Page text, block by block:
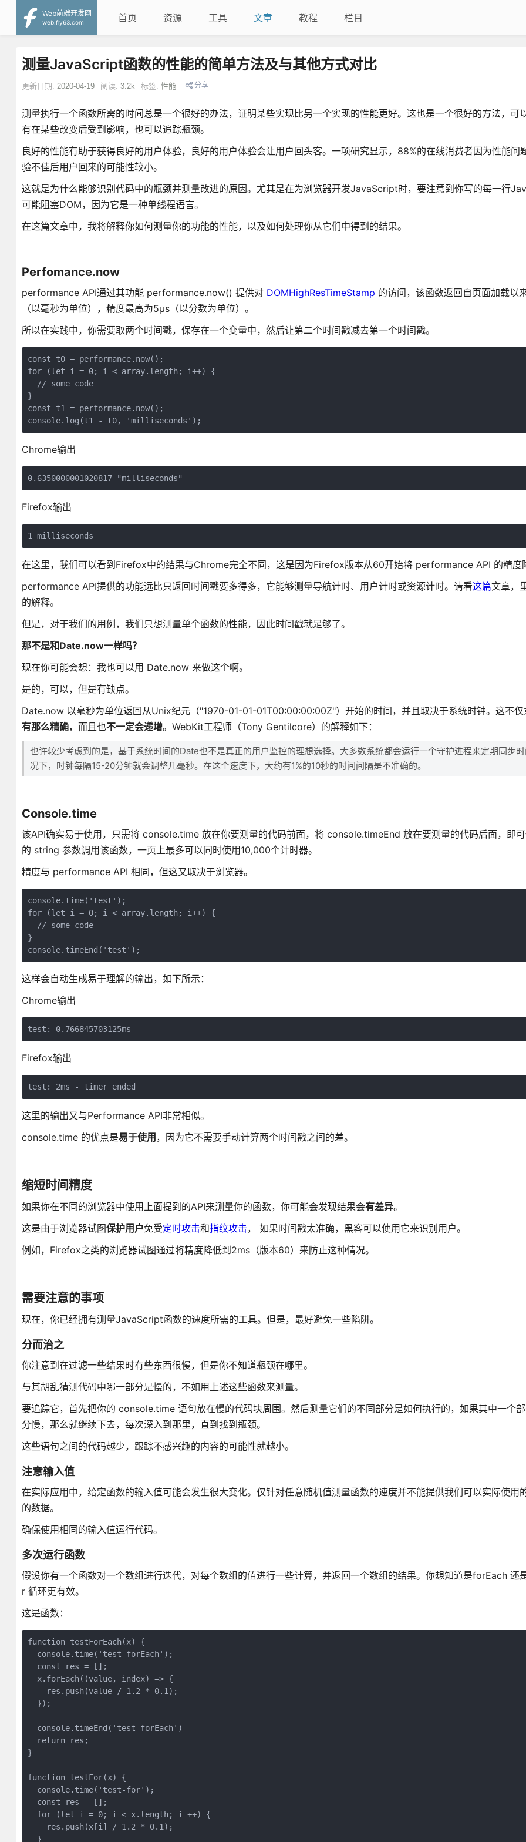
Web前端开发网
web.fly63.com
首页 资源 工具 文章 教程 栏目
测量JavaScript函数的性能的简单方法及与其他方式对比
更新日期: 2020-04-19 阅读: 3.2k 标签: 性能 分享
测量执行一个函数所需的时间总是一个很好的办法，证明某些实现比另一个实现的性能更好。这也是一个很好的方法，可
有在某些改变后受到影响，也可以追踪瓶颈。
良好的性能有助于获得良好的用户体验，良好的用户体验会让用户回头客。一项研究显示，88%的在线消费者因为性能问
验不佳后用户回来的可能性较小。
这就是为什么能够识别代码中的瓶颈并测量改进的原因。尤其是在为浏览器开发JavaScript时，要注意到你写的每一行
可能阻塞DOM，因为它是一种单线程语言。
在这篇文章中，我将解释你如何测量你的功能的性能，以及如何处理你从它们中得到的结果。
Perfomance.now
performance API通过其功能 performance.now() 提供对 DOMHighResTimeStamp 的访问，该函数返回自页面加载以
（以毫秒为单位），精度最高为5µs（以分数为单位）。
所以在实践中，你需要取两个时间戳，保存在一个变量中，然后让第二个时间戳减去第一个时间戳。
const t0 = performance.now();
for (let i = 0; i < array.length; i++) {
  // some code
}
const t1 = performance.now();
console.log(t1 - t0, 'milliseconds');
Chrome输出
0.6350000001020817 "milliseconds"
Firefox输出
1 milliseconds
在这里，我们可以看到Firefox中的结果与Chrome完全不同，这是因为Firefox版本从60开始将 performance API 的精度
performance API提供的功能远比只返回时间戳要多得多，它能够测量导航计时、用户计时或资源计时。请看这篇文章，
的解释。
但是，对于我们的用例，我们只想测量单个函数的性能，因此时间戳就足够了。
那不是和Date.now一样吗？
现在你可能会想：我也可以用 Date.now 来做这个啊。
是的，可以，但是有缺点。
Date.now 以毫秒为单位返回从Unix纪元（"1970-01-01-01T00:00:00:00Z"）开始的时间，并且取决于系统时钟。这不仅
有那么精确，而且也不一定会递增。WebKit工程师（Tony Gentilcore）的解释如下：
也许较少考虑到的是，基于系统时间的Date也不是真正的用户监控的理想选择。大多数系统都会运行一个守护进程来定期同步
况下，时钟每隔15-20分钟就会调整几毫秒。在这个速度下，大约有1%的10秒的时间间隔是不准确的。
Console.time
该API确实易于使用，只需将 console.time 放在你要测量的代码前面，将 console.timeEnd 放在要测量的代码后面，即
的 string 参数调用该函数，一页上最多可以同时使用10,000个计时器。
精度与 performance API 相同，但这又取决于浏览器。
console.time('test');
for (let i = 0; i < array.length; i++) {
  // some code
}
console.timeEnd('test');
这样会自动生成易于理解的输出，如下所示：
Chrome输出
test: 0.766845703125ms
Firefox输出
test: 2ms - timer ended
这里的输出又与Performance API非常相似。
console.time 的优点是易于使用 ，因为它不需要手动计算两个时间戳之间的差。
缩短时间精度
如果你在不同的浏览器中使用上面提到的API来测量你的函数，你可能会发现结果会有差异。
这是由于浏览器试图保护用户免受定时攻击和指纹攻击， 如果时间戳太准确，黑客可以使用它来识别用户。
例如，Firefox之类的浏览器试图通过将精度降低到2ms（版本60）来防止这种情况。
需要注意的事项
现在，你已经拥有测量JavaScript函数的速度所需的工具。但是，最好避免一些陷阱。
分而治之
你注意到在过滤一些结果时有些东西很慢，但是你不知道瓶颈在哪里。
与其胡乱猜测代码中哪一部分是慢的，不如用上述这些函数来测量。
要追踪它，首先把你的 console.time 语句放在慢的代码块周围。然后测量它们的不同部分是如何执行的，如果其中一个
分慢，那么就继续下去，每次深入到那里，直到找到瓶颈。
这些语句之间的代码越少，跟踪不感兴趣的内容的可能性就越小。
注意输入值
在实际应用中，给定函数的输入值可能会发生很大变化。仅针对任意随机值测量函数的速度并不能提供我们可以实际使用
的数据。
确保使用相同的输入值运行代码。
多次运行函数
假设你有一个函数对一个数组进行迭代，对每个数组的值进行一些计算，并返回一个数组的结果。你想知道是forEach 还
r 循环更有效。
这是函数：
function testForEach(x) {
  console.time('test-forEach');
  const res = [];
  x.forEach((value, index) => {
    res.push(value / 1.2 * 0.1);
  });
  console.timeEnd('test-forEach')
  return res;
}
function testFor(x) {
  console.time('test-for');
  const res = [];
  for (let i = 0; i < x.length; i ++) {
    res.push(x[i] / 1.2 * 0.1);
  }